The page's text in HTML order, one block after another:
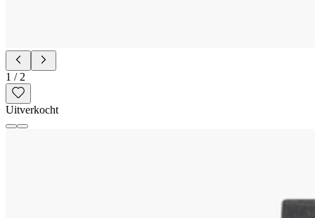
1 / 2
Uitverkocht